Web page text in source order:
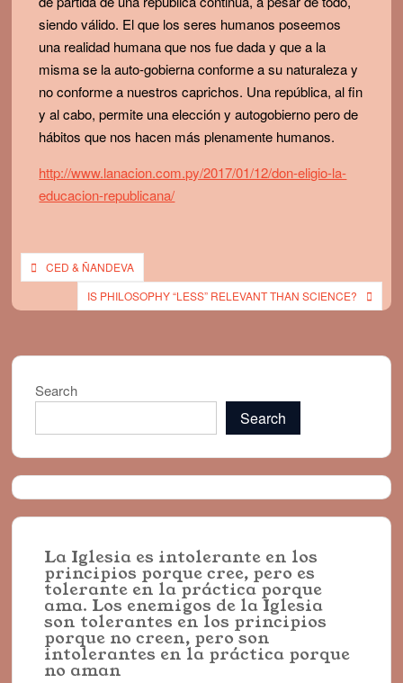
siendo válido. El que los seres humanos poseemos
una realidad humana que nos fue dada y que a la
misma se la auto-gobierna conforme a su naturaleza y
no conforme a nuestros caprichos. Una república, al fin
y al cabo, permite una elección y autogobierno pero de
hábitos que nos hacen más plenamente humanos.
http://www.lanacion.com.py/2017/01/12/don-eligio-la-
educacion-republicana/
Post
navigation
CED & ÑANDEVA
IS PHILOSOPHY “LESS” RELEVANT THAN SCIENCE?
Search
Search
La Iglesia es intolerante en los
principios porque cree, pero es
tolerante en la práctica porque
ama. Los enemigos de la Iglesia
son tolerantes en los principios
porque no creen, pero son
intolerantes en la práctica porque
no aman